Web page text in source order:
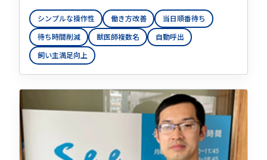
シンプルな操作性 働き方改善
当日順番待ち
待ち時間削減
獣医師複数名
自動呼出
飼い主満足向上